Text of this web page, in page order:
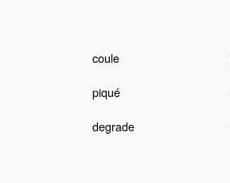
coule
piqué
degrade